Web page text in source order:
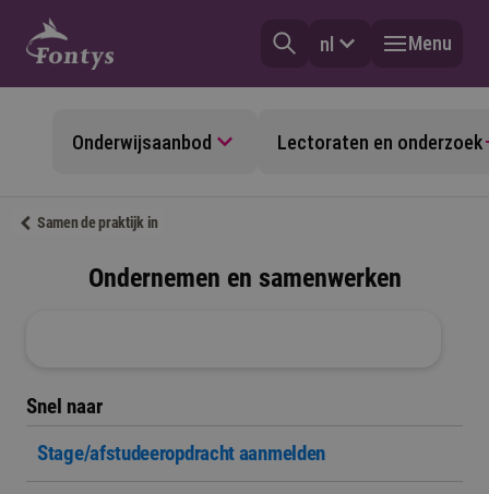
nl Menu
Onderwijsaanbod Lectoraten en onderzoek
Samen de praktijk in
Ondernemen en samenwerken
Snel naar
Stage/afstudeeropdracht aanmelden